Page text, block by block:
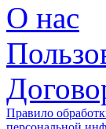
О нас
Правило